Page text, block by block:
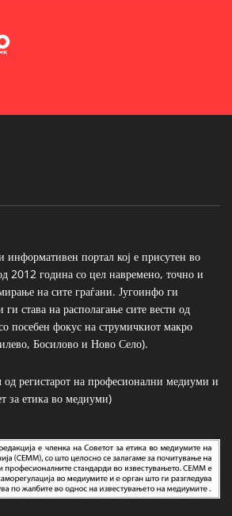
информативен портал кој е присутен во
2012 година со цел навремено, точно и
на сите граѓани. Југоинфо ги
става на располагање сите вести од
посебен фокус на струмичкиот макро
Босилово и Ново Село).
од регистарот на професионални медиуми и
етика во медиуми)